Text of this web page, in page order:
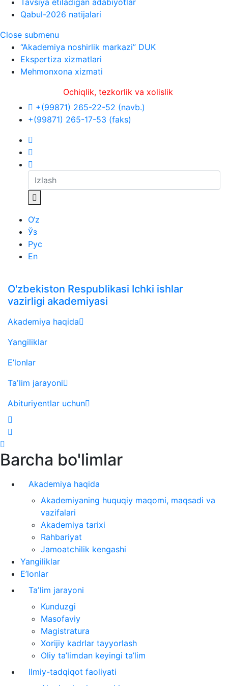
Tavsiya etiladigan adabiyotlar
Qabul-2026 natijalari
Close submenu
“Akademiya noshirlik markazi” DUK
Ekspertiza xizmatlari
Mehmonxona xizmati
Ochiqlik, tezkorlik va xolislik
+(99871) 265-22-52 (navb.)
+(99871) 265-17-53 (faks)
O‘z
Ўз
Рус
En
O'zbekiston Respublikasi Ichki ishlar
vazirligi akademiyasi
Akademiya haqida
Yangiliklar
E’lonlar
Taʼlim jarayoni
Abituriyentlar uchun
Barcha bo'limlar
Akademiya haqida
Akademiyaning huquqiy maqomi, maqsadi va
vazifalari
Akademiya tarixi
Rahbariyat
Jamoatchilik kengashi
Yangiliklar
E’lonlar
Taʼlim jarayoni
Kunduzgi
Masofaviy
Magistratura
Xorijiy kadrlar tayyorlash
Oliy ta’limdan keyingi ta’lim
Ilmiy-tadqiqot faoliyati